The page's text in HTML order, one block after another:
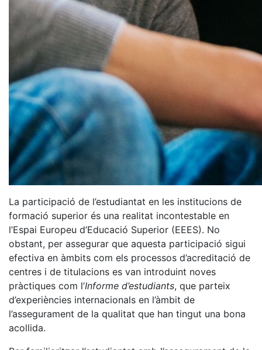
La participació de l’estudiantat en les institucions de
formació superior és una realitat incontestable en
l’Espai Europeu d’Educació Superior (EEES). No
obstant, per assegurar que aquesta participació sigui
efectiva en àmbits com els processos d’acreditació de
centres i de titulacions es van introduint noves
pràctiques com l’Informe d’estudiants, que parteix
d’experiències internacionals en l’àmbit de
l’assegurament de la qualitat que han tingut una bona
acollida.